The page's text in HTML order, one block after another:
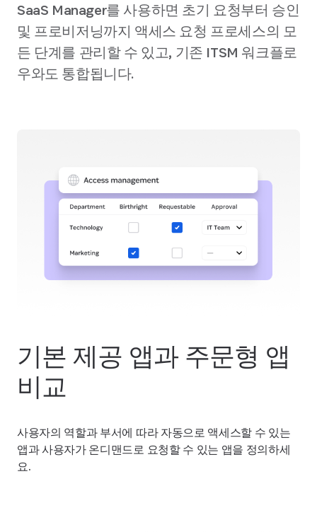
SaaS Manager를 사용하면 초기 요청부터 승인
및 프로비저닝까지 액세스 요청 프로세스의 모
든 단계를 관리할 수 있고, 기존 ITSM 워크플로
우와도 통합됩니다.
기본 제공 앱과 주문형 앱
비교
사용자의 역할과 부서에 따라 자동으로 액세스할 수 있는
앱과 사용자가 온디맨드로 요청할 수 있는 앱을 정의하세
요.